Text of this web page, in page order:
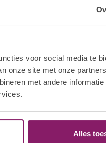
voor social media te
onze site met onze
met andere
Alles